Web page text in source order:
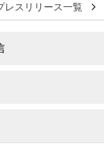
レスリリース一覧